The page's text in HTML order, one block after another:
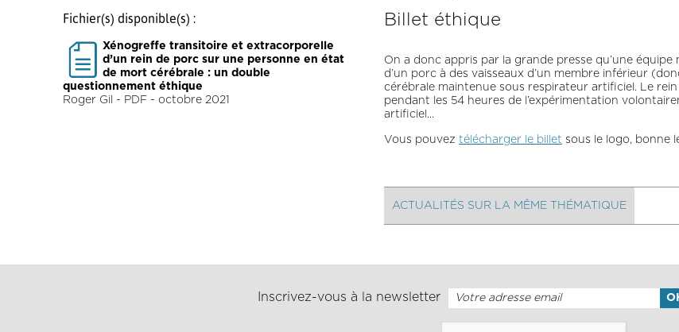
Fichier(s) disponible(s) :
Xénogreffe transitoire et extracorporelle
d’un rein de porc sur une personne en état
de mort cérébrale : un double
questionnement éthique
Roger Gil - PDF - octobre 2021
Billet éthique
On a donc appris par la grande presse qu’une
d’un porc à des vaisseaux d’un membre inférieur
cérébrale maintenue sous respirateur artificiel. Le
pendant les 54 heures de l’expérimentation
artificiel...
Vous pouvez télécharger le billet sous le logo, bonne
ACTUALITÉS SUR LA MÊME THÉMATIQUE
Inscrivez-vous à la newsletter